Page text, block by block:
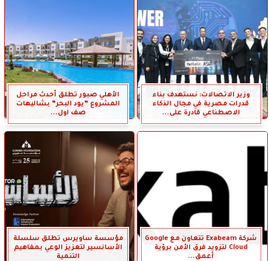
وزير الاتصالات: نستهدف بناء
قدرات مصرية في مجال الذكاء
الاصطناعي قادرة على...
الأهلي صبور تطلق أحدث مراحل
المشروع ”يود البحر” بشاليهات
صف اول...
شركة Exabeam تتعاون مع Google
Cloud لتزويد فرق الأمن برؤية
أعمق...
مؤسسة ساويرس تطلق سلسلة
الأسانسير لتعزيز الوعي بمفاهيم
التنمية